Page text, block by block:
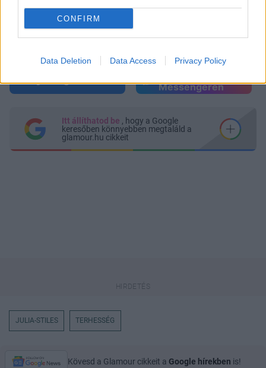
CONFIRM
Data Deletion Data Access Privacy Policy
Messengeren
Itt állíthatod be , hogy a Google
keresőben könnyebben megtaláld a
glamour.hu cikkeit
JULIA-STILES TERHESSÉG
Kövesd a Glamour cikkeit a Google hírekben is!